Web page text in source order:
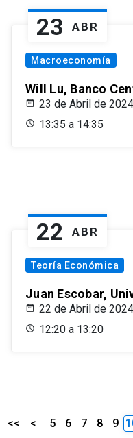
23 ABR
Macroeconomía
Will Lu, Banco
23 de Abril de 2024
13:35 a 14:35
22 ABR
Teoría Económica
Juan Escobar,
22 de Abril de 2024
12:20 a 13:20
<< < 5 6 7 8 9